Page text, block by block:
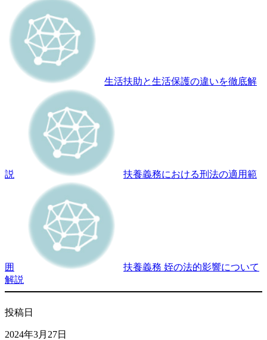
生活扶助と生活保護の違いを徹底解
説 扶養義務における刑法の適用範
囲
扶養義務 姪の法的影響について
解説
投稿日
2024年3月27日